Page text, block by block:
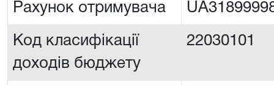
Рахунок отримувача
Код класифікації
доходів бюджету
22030101